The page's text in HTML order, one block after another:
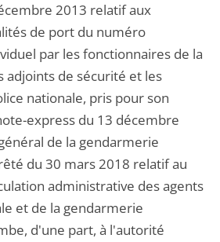
2013 relatif aux
de port du numéro
par les fonctionnaires de la
adjoints de sécurité et les
nationale, pris pour son
express du 13 décembre
de la gendarmerie
du 30 mars 2018 relatif au
administrative des agents
et de la gendarmerie
d'une part, à l'autorité